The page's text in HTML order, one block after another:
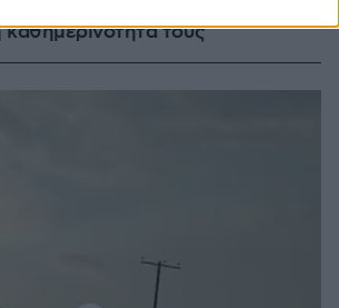
καθημερινότητά τους